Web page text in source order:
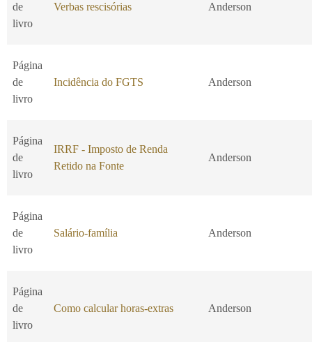
de
livro
Verbas rescisórias Anderson
Página
de
livro
Incidência do FGTS Anderson
Página
de
livro
IRRF - Imposto de Renda
Retido na Fonte
Anderson
Página
de
livro
Salário-família Anderson
Página
de
livro
Como calcular horas-extras Anderson